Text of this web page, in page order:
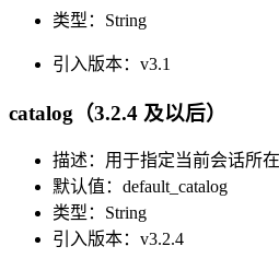
类型：String
引入版本：v3.1
catalog（3.2.4 及以后）
描述：用于指定当前会话所在
默认值：default_catalog
类型：String
引入版本：v3.2.4